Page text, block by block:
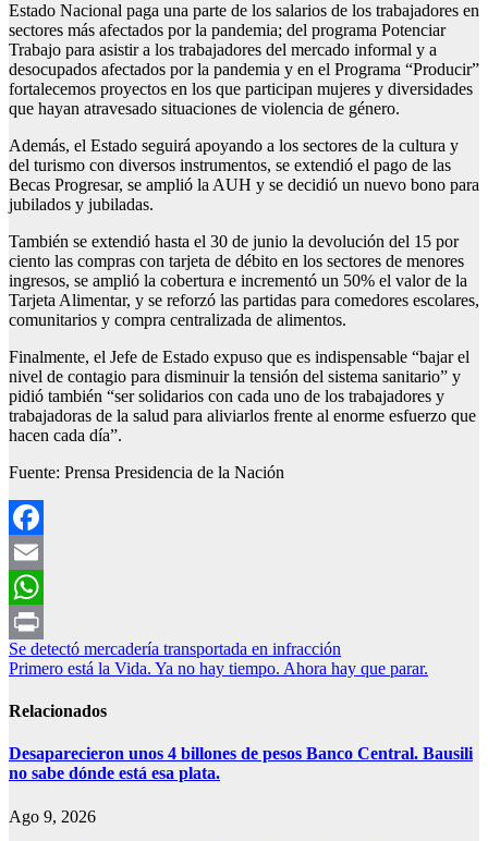
Estado Nacional paga una parte de los salarios de los trabajadores en
sectores más afectados por la pandemia; del programa Potenciar
Trabajo para asistir a los trabajadores del mercado informal y a
desocupados afectados por la pandemia y en el Programa “Producir”
fortalecemos proyectos en los que participan mujeres y diversidades
que hayan atravesado situaciones de violencia de género.
Además, el Estado seguirá apoyando a los sectores de la cultura y
del turismo con diversos instrumentos, se extendió el pago de las
Becas Progresar, se amplió la AUH y se decidió un nuevo bono para
jubilados y jubiladas.
También se extendió hasta el 30 de junio la devolución del 15 por
ciento las compras con tarjeta de débito en los sectores de menores
ingresos, se amplió la cobertura e incrementó un 50% el valor de la
Tarjeta Alimentar, y se reforzó las partidas para comedores escolares,
comunitarios y compra centralizada de alimentos.
Finalmente, el Jefe de Estado expuso que es indispensable “bajar el
nivel de contagio para disminuir la tensión del sistema sanitario” y
pidió también “ser solidarios con cada uno de los trabajadores y
trabajadoras de la salud para aliviarlos frente al enorme esfuerzo que
hacen cada día”.
Fuente: Prensa Presidencia de la Nación
Facebook
Email
WhatsApp
Print
Navegación
de
entradas
Se detectó mercadería transportada en infracción
Primero está la Vida. Ya no hay tiempo. Ahora hay que parar.
Relacionados
Desaparecieron unos 4 billones de pesos Banco Central. Bausili
no sabe dónde está esa plata.
Ago 9, 2026